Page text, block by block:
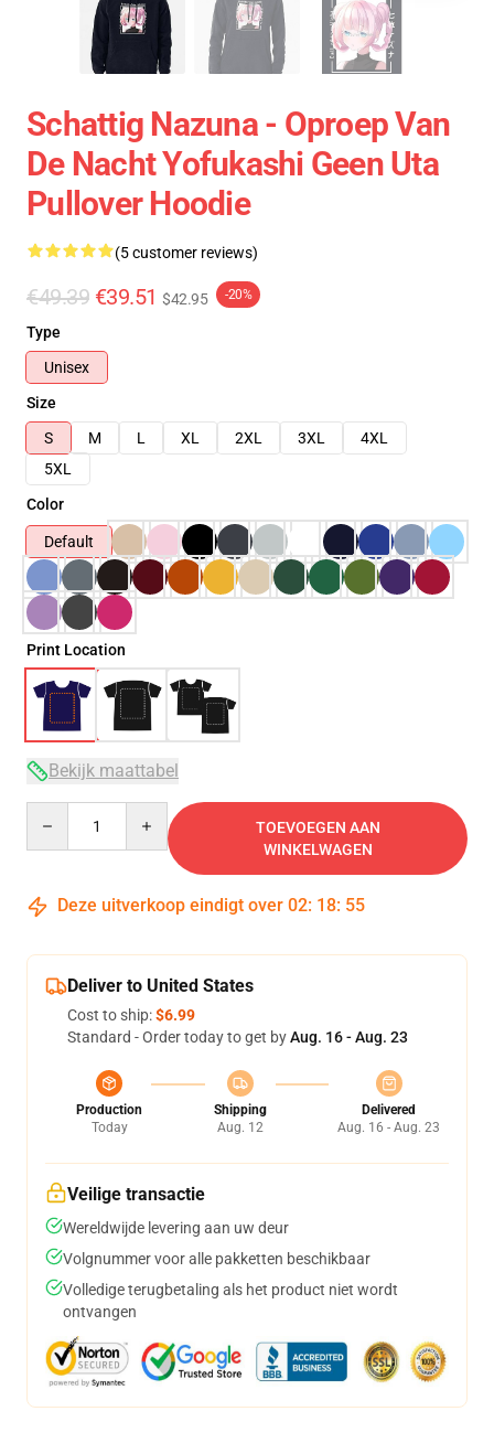
Schattig Nazuna - Oproep Van
De Nacht Yofukashi Geen Uta
Pullover Hoodie
(5 customer reviews)
€49.39 €39.51 $42.95 -20%
Type
Unisex
Size
S
M L XL 2XL 3XL
4XL
5XL
Color
Default
Print Location
Bekijk maattabel
TOEVOEGEN AAN
WINKELWAGEN
Deze uitverkoop eindigt over 02: 18: 54
Deliver to United States
Cost to ship:$6.99
Standard - Order today to get byAug. 16 - Aug. 23
Production
Today
Shipping
Aug. 12
Delivered
Aug. 16 - Aug. 23
Veilige transactie
Wereldwijde levering aan uw deur
Volgnummer voor alle pakketten beschikbaar
Volledige terugbetaling als het product niet wordt
ontvangen